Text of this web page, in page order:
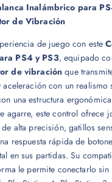
Inalámbrico para
de Vibración
de juego con este
PS4 y PS3, equipado
de vibración que
aceleración con un realismo
una estructura
agarre, este control ofrece
alta precisión, gatillos
respuesta rápida de
en sus partidas. Su
le permite conectarlo